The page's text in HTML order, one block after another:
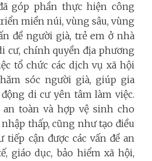
góp phần thực hiện công
miền núi, vùng sâu, vùng
đề người già, trẻ em ở nhà
cư, chính quyền địa phương
tổ chức các dịch vụ xã hội
sóc người già, giúp gia
di cư yên tâm làm việc.
toàn và hợp vệ sinh cho
thấp, cũng như tạo điều
cận được các vấn đề an
giáo dục, bảo hiểm xã hội,